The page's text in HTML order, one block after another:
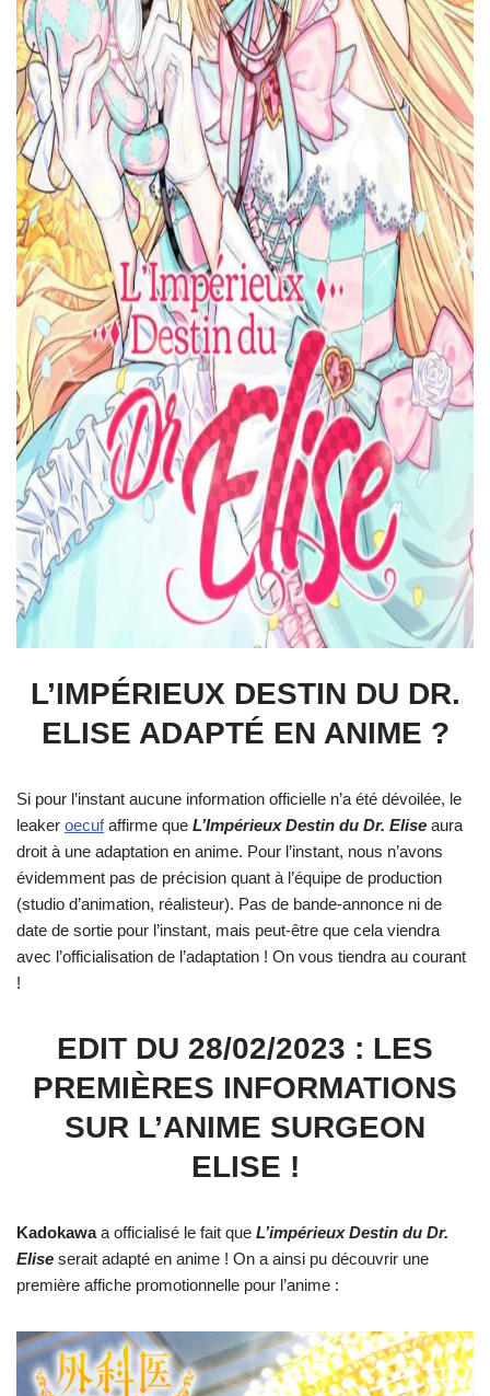
L’IMPÉRIEUX DESTIN DU DR.
ELISE ADAPTÉ EN ANIME ?
Si pour l’instant aucune information officielle n’a été dévoilée, le
leaker oecufaffirme que L’Impérieux Destin du Dr. Elise aura
droit à une adaptation en anime. Pour l’instant, nous n’avons
évidemment pas de précision quant à l’équipe de production
(studio d’animation, réalisteur). Pas de bande-annonce ni de
date de sortie pour l’instant, mais peut-être que cela viendra
avec l’officialisation de l’adaptation ! On vous tiendra au courant
!
EDIT DU 28/02/2023 : LES
PREMIÈRES INFORMATIONS
SUR L’ANIME SURGEON
ELISE !
Kadokawaa officialisé le fait que L’impérieux Destin du Dr.
Elise serait adapté en anime ! On a ainsi pu découvrir une
première affiche promotionnelle pour l’anime :